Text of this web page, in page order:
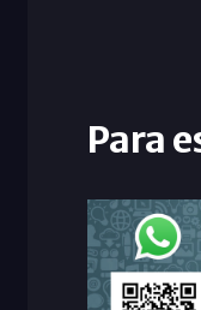
Para